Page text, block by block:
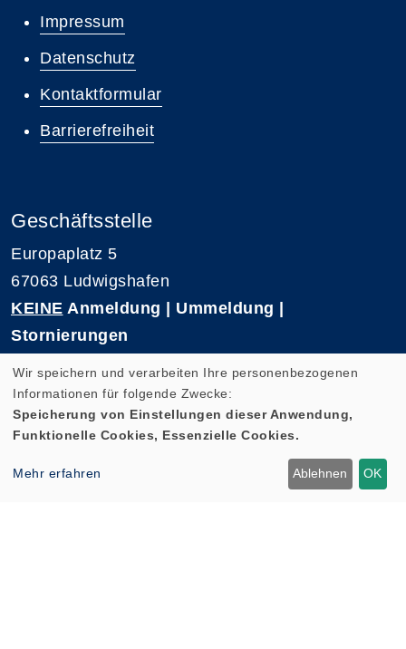
Impressum
Datenschutz
Kontaktformular
Barrierefreiheit
Geschäftsstelle
Europaplatz 5
67063 Ludwigshafen
KEINE Anmeldung | Ummeldung |
Stornierungen
E-Mail: kvhs-geschaeftsstelle@vhs-rpk.de
Wir speichern und verarbeiten Ihre personenbezogenen
Informationen für folgende Zwecke:
Speicherung von Einstellungen dieser Anwendung,
Funktionelle Cookies, Essenzielle Cookies.
Mehr erfahren Ablehnen OK